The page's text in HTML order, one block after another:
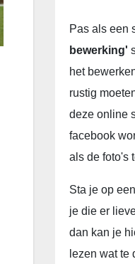
Pas als een
bewerking'
het
rustig
deze online
facebook
als de foto's
Sta je op
je die er
dan kan je
lezen wat te